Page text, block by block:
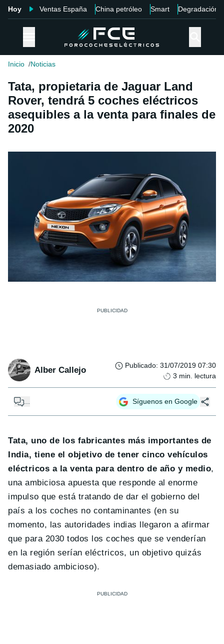
Hoy Ventas España China petróleo Smart Degradación
Inicio Noticias
Tata, propietaria de Jaguar Land
Rover, tendrá 5 coches eléctricos
asequibles a la venta para finales de
2020
Alber Callejo Publicado: 31/07/2019 07:30
3 min. lectura
Síguenos en Google
Tata, uno de los fabricantes más importantes de
India, tiene el objetivo de tener cinco vehículos
eléctricos a la venta para dentro de año y medio,
una ambiciosa apuesta que responde al enorme
impulso que está tratando de dar el gobierno del
país a los coches no contaminantes (en su
momento, las autoridades indias llegaron a afirmar
que para 2030 todos los coches que se venderían
en la región serían eléctricos, un objetivo quizás
demasiado ambicioso).